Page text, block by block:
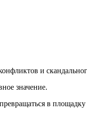
и
значение.
в площадку